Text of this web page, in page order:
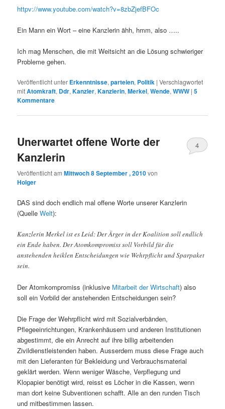
httpv://www.youtube.com/watch?v=8zbZjefBFOc
Ein Mann ein Wort – eine Kanzlerin ähh, hmm, also …..
Ich mag Menschen, die mit Weitsicht an die Lösung schwieriger
Probleme gehen.
Veröffentlicht unter Erkenntnisse,parteien, Politik |Verschlagwortet
mitAtomkraft, Ddr,Kanzler,Kanzlerin,Merkel,Wende,WWW |5
Kommentare
Unerwartet offene Worte der
Kanzlerin
Veröffentlicht amMittwoch 8 September , 2010von
Holger
4
DAS sind doch endlich mal offene Worte unserer Kanzlerin
(QuelleWelt):
Kanzlerin Merkel ist es Leid: Der Ärger in der Koalition soll endlich
ein Ende haben. Der Atomkompromiss soll Vorbild für die
anstehenden heiklen Entscheidungen wie Wehrpflicht und Sparpaket
sein.
Der Atomkompromiss (inklusive Mitarbeit der Wirtschaft) also
soll ein Vorbild der anstehenden Entscheidungen sein?
Die Frage der Wehrpflicht wird mit Sozialverbänden,
Pflegeeinrichtungen, Krankenhäusern und anderen Institutionen
abgestimmt, die ein Anrecht auf ihre billig arbeitenden
Zivildienstleistenden haben. Ausserdem muss diese Frage auch
mit den Lieferanten für Bekleidung und Verbrauchsmaterial
geklärt werden. Wenn weniger Wäsche, Verpflegung und
Klopapier benötigt wird, reisst es Löcher in die Kassen, wenn
man dort keine Subventionen schafft. Alle an den runden Tisch
und mitbestimmen lassen.